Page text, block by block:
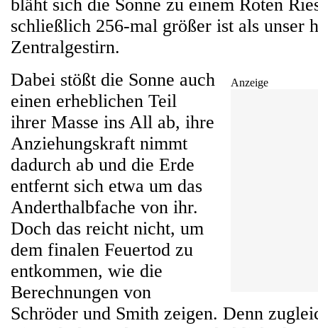
bläht sich die Sonne zu einem Roten
schließlich 256-mal größer ist als unser
Zentralgestirn.
Anzeige
Dabei stößt die Sonne auch
einen erheblichen Teil
ihrer Masse ins All ab, ihre
Anziehungskraft nimmt
dadurch ab und die Erde
entfernt sich etwa um das
Anderthalbfache von ihr.
Doch das reicht nicht, um
dem finalen Feuertod zu
entkommen, wie die
Berechnungen von
Schröder und Smith zeigen. Denn